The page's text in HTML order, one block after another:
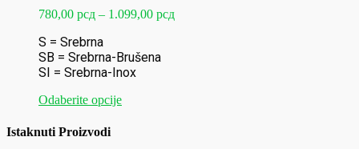
780,00 рсд – 1.099,00 рсдRaspon
S = Srebrna
SB = Srebrna-Brušena
SI = Srebrna-Inox
Odaberite opcijeOvaj
Istaknuti Proizvodi